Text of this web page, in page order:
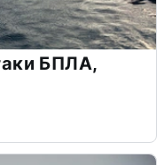
БПЛА,